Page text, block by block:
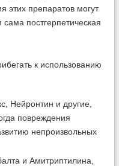
этих препаратов могут
постгерпетическая
к использованию
Нейронтин и другие,
повреждения
непроизвольных
и Амитриптилина,